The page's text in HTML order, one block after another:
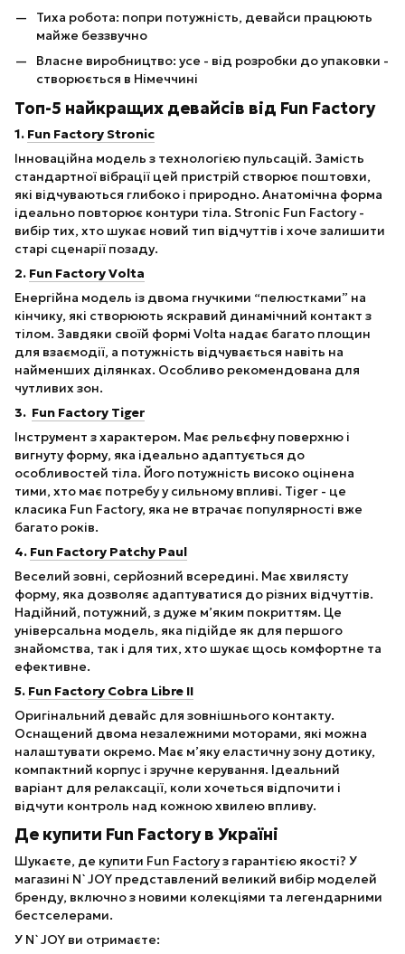
Тиха робота: попри потужність, девайси працюють
майже беззвучно
Власне виробництво: усе - від розробки до упаковки -
створюється в Німеччині
Топ-5 найкращих девайсів від Fun Factory
1. Fun Factory Stronic
Інноваційна модель з технологією пульсацій. Замість
стандартної вібрації цей пристрій створює поштовхи,
які відчуваються глибоко і природно. Анатомічна форма
ідеально повторює контури тіла. Stronic Fun Factory -
вибір тих, хто шукає новий тип відчуттів і хоче залишити
старі сценарії позаду.
2. Fun Factory Volta
Енергійна модель із двома гнучкими “пелюстками” на
кінчику, які створюють яскравий динамічний контакт з
тілом. Завдяки своїй формі Volta надає багато площин
для взаємодії, а потужність відчувається навіть на
найменших ділянках. Особливо рекомендована для
чутливих зон.
3. Fun Factory Tiger
Інструмент з характером. Має рельєфну поверхню і
вигнуту форму, яка ідеально адаптується до
особливостей тіла. Його потужність високо оцінена
тими, хто має потребу у сильному впливі. Tiger - це
класика Fun Factory, яка не втрачає популярності вже
багато років.
4. Fun Factory Patchy Paul
Веселий зовні, серйозний всередині. Має хвилясту
форму, яка дозволяє адаптуватися до різних відчуттів.
Надійний, потужний, з дуже м’яким покриттям. Це
універсальна модель, яка підійде як для першого
знайомства, так і для тих, хто шукає щось комфортне та
ефективне.
5. Fun Factory Cobra Libre II
Оригінальний девайс для зовнішнього контакту.
Оснащений двома незалежними моторами, які можна
налаштувати окремо. Має м’яку еластичну зону дотику,
компактний корпус і зручне керування. Ідеальний
варіант для релаксації, коли хочеться відпочити і
відчути контроль над кожною хвилею впливу.
Де купити Fun Factory в Україні
Шукаєте, де купити Fun Factoryз гарантією якості? У
магазині N`JOY представлений великий вибір моделей
бренду, включно з новими колекціями та легендарними
бестселерами.
У N`JOY ви отримаєте: